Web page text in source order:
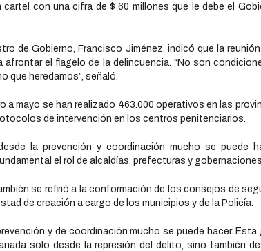
cartel con una cifra de $ 60 millones que le debe el
de Gobierno, Francisco Jiménez, indicó que la
afrontar el flagelo de la delincuencia. “No son
que heredamos”, señaló.
a mayo se han realizado 463.000 operativos en las
de intervención en los centros penitenciarios.
la prevención y coordinación mucho se puede
el rol de alcaldías, prefecturas y gobernaciones.
se refirió a la conformación de los consejos de
de creación a cargo de los municipios y de la Policía.
y de coordinación mucho se puede hacer. Esta
solo desde la represión del delito, sino también